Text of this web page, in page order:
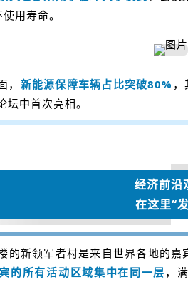
用寿命。
， 新能源保障车辆占比突破80%
坛中首次亮相。
经济前沿
在这里“
的新领军者村是来自世界各地的嘉
的所有活动区域集中在同一层，